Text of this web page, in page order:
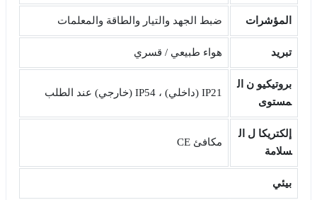
المؤشرات ضبط الجهد والتيار والطاقة والمعلمات
تبريد هواء طبيعي / قسري
بروتيكيو ن ال
مستوى
IP21 (داخلي) ، IP54 (خارجي) عند الطلب
إلكتريكا ل ال
سلامة
مكافئ CE
بيئي